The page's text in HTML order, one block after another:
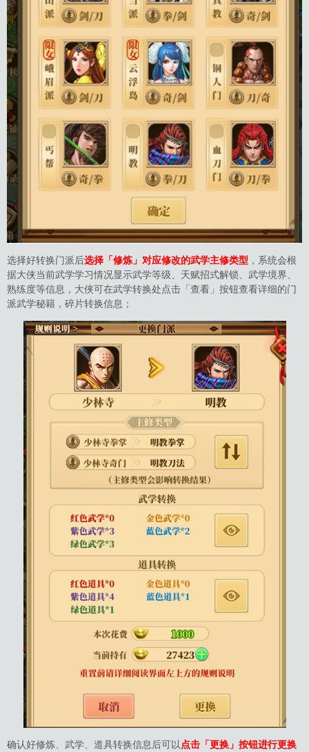
选择好转换门派后选择「修炼」对应修改的武学主修类型 ，系统会根
据大侠当前武学学习情况显示武学等级、天赋招式解锁、武学境界、
熟练度等信息，大侠可在武学转换处点击「查看」按钮查看详细的门
派武学秘籍，碎片转换信息；
确认好修炼、武学、道具转换信息后可以 点击「更换」按钮进行更换